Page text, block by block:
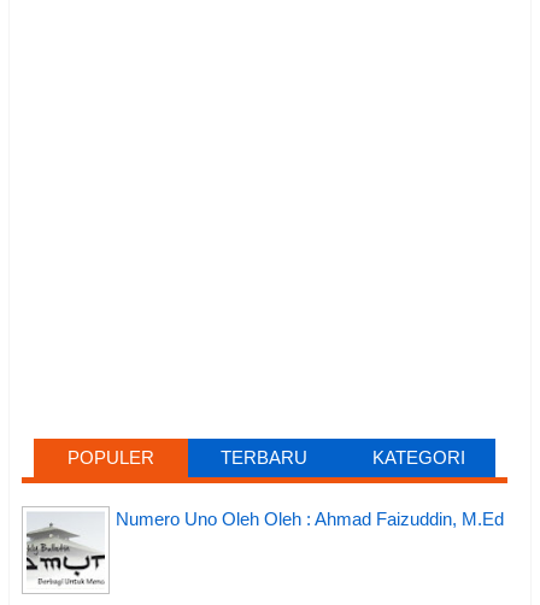
POPULER TERBARU KATEGORI
Numero Uno Oleh Oleh : Ahmad Faizuddin, M.Ed